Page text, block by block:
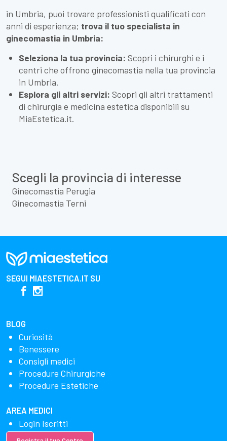
in Umbria, puoi trovare professionisti qualificati con
anni di esperienza; trova il tuo specialista in
ginecomastia in Umbria:
Seleziona la tua provincia: Scopri i chirurghi e i
centri che offrono ginecomastia nella tua provincia
in Umbria.
Esplora gli altri servizi: Scopri gli altri trattamenti
di chirurgia e medicina estetica disponibili su
MiaEstetica.it.
Scegli la provincia di interesse
Ginecomastia Perugia
Ginecomastia Terni
SEGUI MIAESTETICA.IT SU
BLOG
Curiosità
Benessere
Consigli medici
Procedure Chirurgiche
Procedure Estetiche
AREA MEDICI
Login Iscritti